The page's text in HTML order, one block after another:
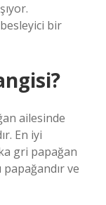
besleyici bir
ailesinde
En iyi
gri papağan
ve